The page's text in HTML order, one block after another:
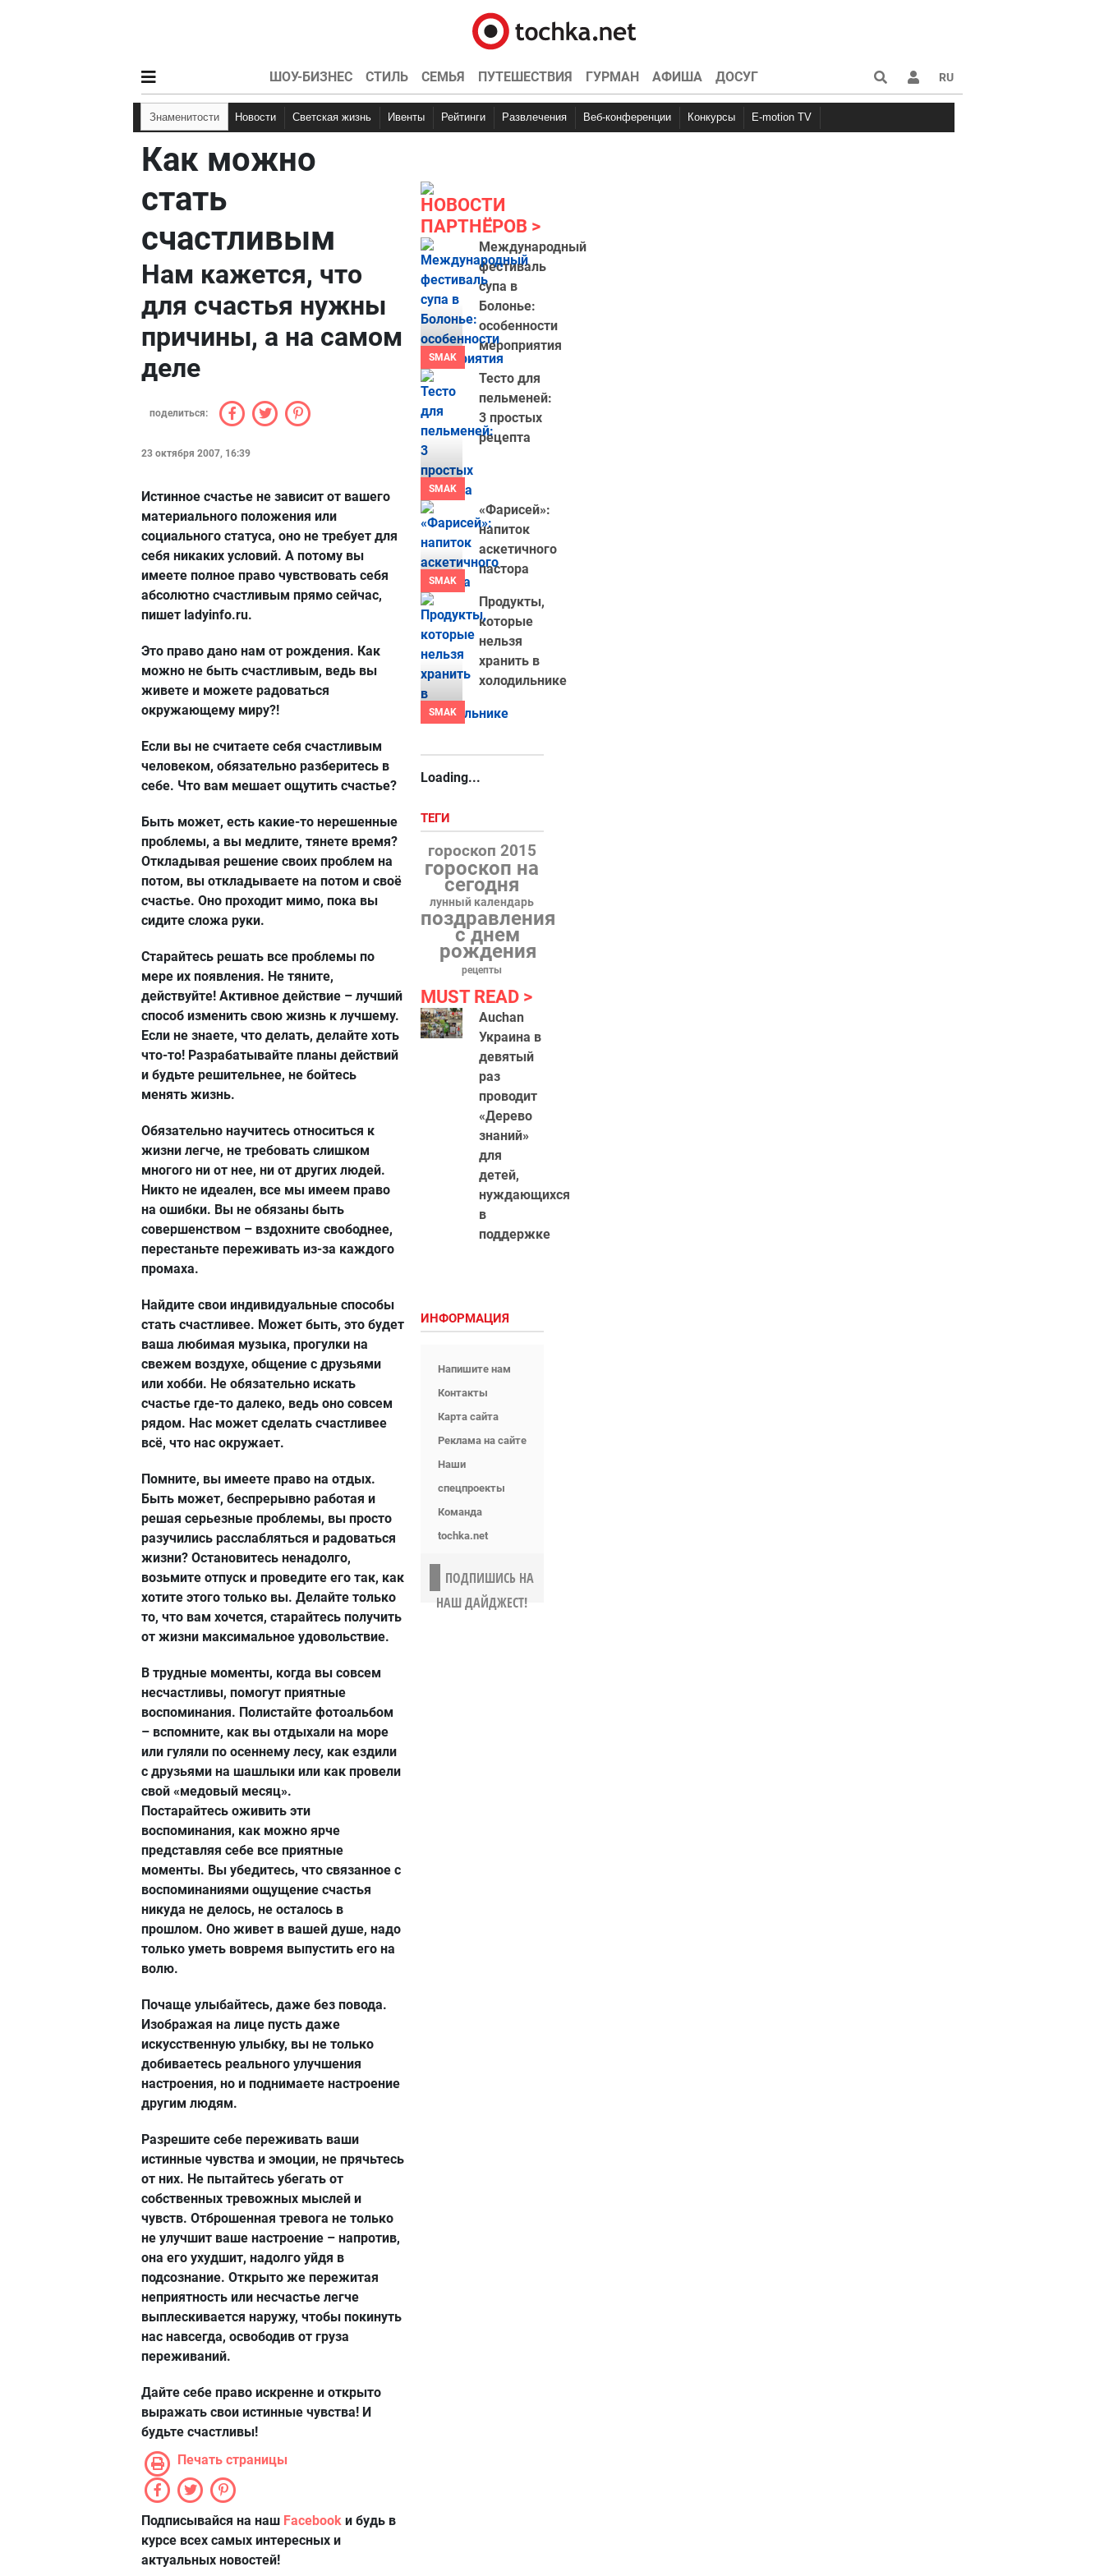
ШОУ-БИЗНЕС СТИЛЬ СЕМЬЯ ПУТЕШЕСТВИЯ ГУРМАН АФИША ДОСУГ RU
Знаменитости Новости Светская жизнь Ивенты Рейтинги Развлечения Веб-конференции Конкурсы E-motion TV
Как можно
стать
счастливым
Нам кажется, что
для счастья нужны
причины, а на самом
деле
поделиться:
23 октября 2007, 16:39
Истинное счастье не зависит от вашего
материального положения или
социального статуса, оно не требует для
себя никаких условий. А потому вы
имеете полное право чувствовать себя
абсолютно счастливым прямо сейчас,
пишет ladyinfo.ru.
Это право дано нам от рождения. Как
можно не быть счастливым, ведь вы
живете и можете радоваться
окружающему миру?!
Если вы не считаете себя счастливым
человеком, обязательно разберитесь в
себе. Что вам мешает ощутить счастье?
Быть может, есть какие-то нерешенные
проблемы, а вы медлите, тянете время?
Откладывая решение своих проблем на
потом, вы откладываете на потом и своё
счастье. Оно проходит мимо, пока вы
сидите сложа руки.
Старайтесь решать все проблемы по
мере их появления. Не тяните,
действуйте! Активное действие – лучший
способ изменить свою жизнь к лучшему.
Если не знаете, что делать, делайте хоть
что-то! Разрабатывайте планы действий
и будьте решительнее, не бойтесь
менять жизнь.
Обязательно научитесь относиться к
жизни легче, не требовать слишком
многого ни от нее, ни от других людей.
Никто не идеален, все мы имеем право
на ошибки. Вы не обязаны быть
совершенством – вздохните свободнее,
перестаньте переживать из-за каждого
промаха.
Найдите свои индивидуальные способы
стать счастливее. Может быть, это будет
ваша любимая музыка, прогулки на
свежем воздухе, общение с друзьями
или хобби. Не обязательно искать
счастье где-то далеко, ведь оно совсем
рядом. Нас может сделать счастливее
всё, что нас окружает.
Помните, вы имеете право на отдых.
Быть может, беспрерывно работая и
решая серьезные проблемы, вы просто
разучились расслабляться и радоваться
жизни? Остановитесь ненадолго,
возьмите отпуск и проведите его так, как
хотите этого только вы. Делайте только
то, что вам хочется, старайтесь получить
от жизни максимальное удовольствие.
В трудные моменты, когда вы совсем
несчастливы, помогут приятные
воспоминания. Полистайте фотоальбом
– вспомните, как вы отдыхали на море
или гуляли по осеннему лесу, как ездили
с друзьями на шашлыки или как провели
свой «медовый месяц».
Постарайтесь оживить эти
воспоминания, как можно ярче
представляя себе все приятные
моменты. Вы убедитесь, что связанное с
воспоминаниями ощущение счастья
никуда не делось, не осталось в
прошлом. Оно живет в вашей душе, надо
только уметь вовремя выпустить его на
волю.
Почаще улыбайтесь, даже без повода.
Изображая на лице пусть даже
искусственную улыбку, вы не только
добиваетесь реального улучшения
настроения, но и поднимаете настроение
другим людям.
Разрешите себе переживать ваши
истинные чувства и эмоции, не прячьтесь
от них. Не пытайтесь убегать от
собственных тревожных мыслей и
чувств. Отброшенная тревога не только
не улучшит ваше настроение – напротив,
она его ухудшит, надолго уйдя в
подсознание. Открыто же пережитая
неприятность или несчастье легче
выплескивается наружу, чтобы покинуть
нас навсегда, освободив от груза
переживаний.
Дайте себе право искренне и открыто
выражать свои истинные чувства! И
будьте счастливы!
Печать страницы
Подписывайся на наш Facebook и будь в
курсе всех самых интересных и
актуальных новостей!
НОВОСТИ
ПАРТНЁРОВ
SMAK
Международный
фестиваль
супа в
Болонье:
особенности
мероприятия
SMAK
Тесто для
пельменей:
3 простых
рецепта
SMAK
«Фарисей»:
напиток
аскетичного
пастора
SMAK
Продукты,
которые
нельзя
хранить в
холодильнике
Loading...
ТЕГИ
гороскоп 2015
гороскоп на
сегодня
лунный календарь
поздравления
с днем
рождения
рецепты
MUST READ
Auchan
Украина в
девятый
раз
проводит
«Дерево
знаний»
для
детей,
нуждающихся
в
поддержке
ИНФОРМАЦИЯ
Напишите нам
Контакты
Карта сайта
Реклама на сайте
Наши
спецпроекты
Команда
tochka.net
ПОДПИШИСЬ НА
НАШ ДАЙДЖЕСТ!